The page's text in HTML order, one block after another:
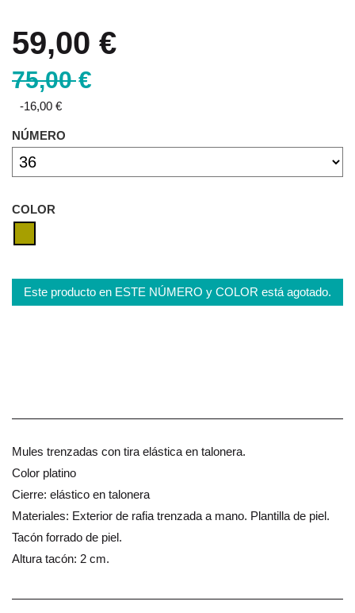
59,00 €
75,00 €
-16,00 €
NÚMERO
COLOR
Este producto en ESTE NÚMERO y COLOR está agotado.
Mules trenzadas con tira elástica en talonera.
Color platino
Cierre: elástico en talonera
Materiales: Exterior de rafia trenzada a mano. Plantilla de piel.
Tacón forrado de piel.
Altura tacón: 2 cm.